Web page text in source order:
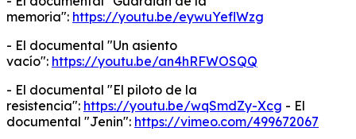
memoria": https://youtu.be/eywuYeflWzg
- El documental "Un asiento
vacío": https://youtu.be/an4hRFWOSQQ
- El documental "El piloto de la
resistencia": https://youtu.be/wqSmdZy-Xcg - El
documental "Jenin": https://vimeo.com/499672067